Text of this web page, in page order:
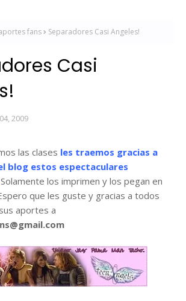
fans Separadores Casi Angeles!
Casi
2009
las clases les traemos gracias a
blog estos espectaculares
Solamente los imprimen y los pegan en
que les guste y gracias a todos
aportes a